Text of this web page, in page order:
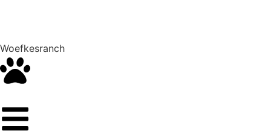
Woefkesranch